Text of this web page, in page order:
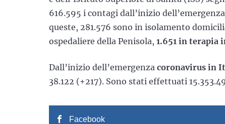
616.595 i contagi dall’inizio
queste, 281.576 sono in isolamento
ospedaliere della Penisola, 1.651 in terapia
Dall’inizio dell’emergenza coronavirus in
38.122 (+217). Sono stati effettuati
Facebook